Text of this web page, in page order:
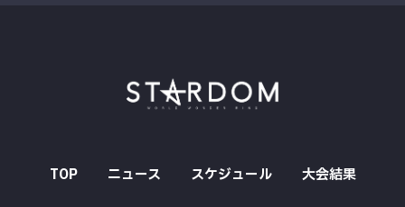
TOP ニュース スケジュール 大会結果